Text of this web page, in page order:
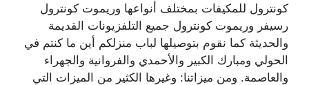
كونترول للمكيفات بمختلف أنواعها وريموت كونترول
رسيفر وريموت كونترول جميع التلفزيونات القديمة
والحديثة كما نقوم بتوصيلها لباب منزلكم أين ما كنتم في
الحولي ومبارك الكبير والأحمدي والفروانية والجهراء
والعاصمة. ومن ميزاتنا: وغيرها الكثير من الميزات التي